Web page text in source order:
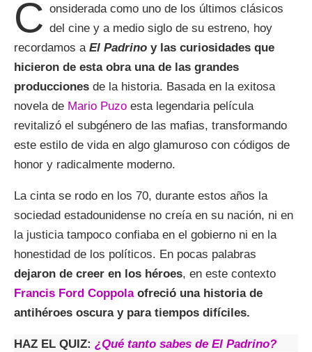
C onsiderada como uno de los últimos clásicos
del cine y a medio siglo de su estreno, hoy
recordamos a El Padrino y las curiosidades que
hicieron de esta obra una de las grandes
producciones de la historia. Basada en la exitosa
novela de Mario Puzo esta legendaria película
revitalizó el subgénero de las mafias, transformando
este estilo de vida en algo glamuroso con códigos de
honor y radicalmente moderno.
La cinta se rodo en los 70, durante estos años la
sociedad estadounidense no creía en su nación, ni en
la justicia tampoco confiaba en el gobierno ni en la
honestidad de los políticos. En pocas palabras
dejaron de creer en los héroes, en este contexto
Francis Ford Coppolaofreció una historia de
antihéroes oscura y para tiempos difíciles.
HAZ EL QUIZ: ¿Qué tanto sabes de El Padrino?